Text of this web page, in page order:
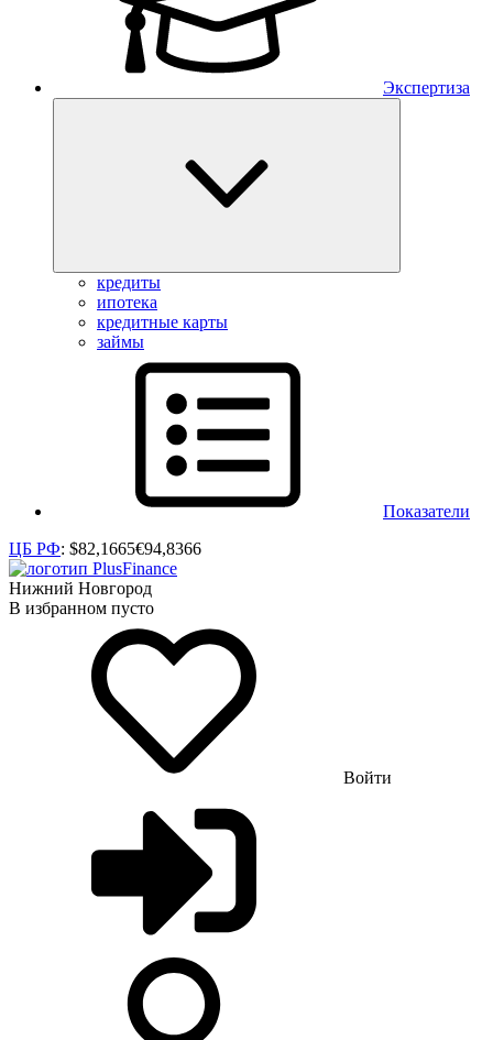
Экспертиза
кредиты
ипотека
кредитные карты
займы
Показатели
ЦБ РФ: $82,1665€94,8366
Нижний Новгород
В избранном пусто
Войти